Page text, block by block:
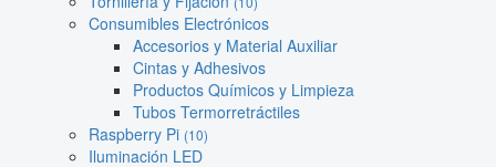
Consumibles Electrónicos
Accesorios y Material Auxiliar
Cintas y Adhesivos
Productos Químicos y Limpieza
Tubos Termorretráctiles
Raspberry Pi (10)
Iluminación LED